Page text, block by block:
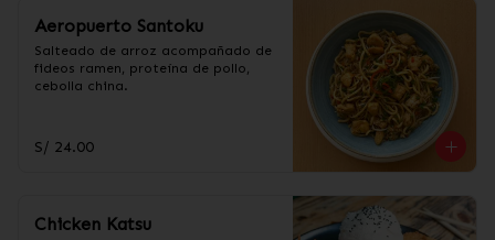
Aeropuerto Santoku
Salteado de arroz acompañado de
fideos ramen, proteína de pollo,
cebolla china.
S/ 24.00
Chicken Katsu